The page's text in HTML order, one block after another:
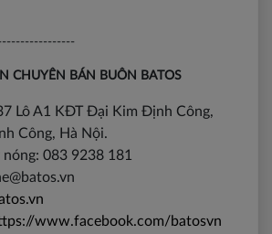
CHUYÊN BÁN BUÔN BATOS
Lô A1 KĐT Đại Kim Định Công,
Công, Hà Nội.
083 9238 181
www.facebook.com/batosvn